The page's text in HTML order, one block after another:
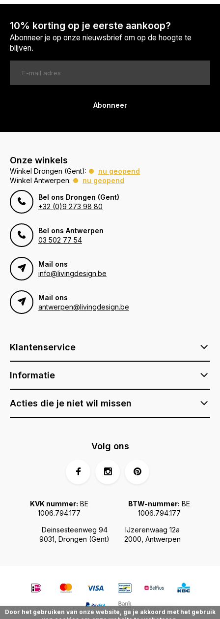
10% korting op je eerste aankoop?
Abonneer je op onze nieuwsbrief om op de hoogte te
blijven.
Abonneer
Onze winkels
Winkel Drongen (Gent):
nu geopend
Winkel Antwerpen:
nu geopend
Bel ons Drongen (Gent)
+32 (0)9 273 98 80
Bel ons Antwerpen
03 502 77 54
Mail ons
info@livingdesign.be
Mail ons
antwerpen@livingdesign.be
Klantenservice
Informatie
Acties die je niet wil missen
Deinsesteenweg 94
9031, Drongen (Gent)
IJzerenwaag 12a
2000, Antwerpen
KVK nummer: BE
1006.794.177
BTW-nummer: BE
1006.794.177
Volg ons
Door het gebruiken van onze website, ga je akkoord met het gebruik